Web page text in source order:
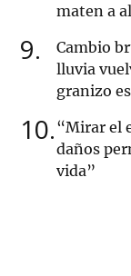
maten a
9
Cambio
lluvia
granizo
10 “Mirar el
daños
vida”